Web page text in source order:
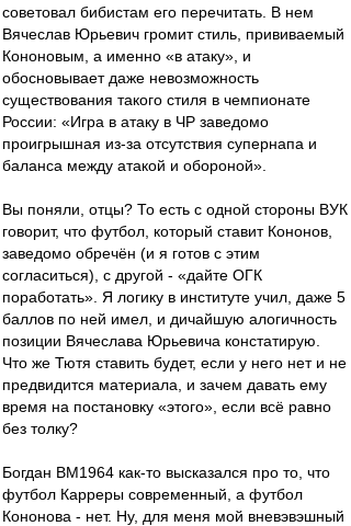
советовал бибистам его перечитать. В нем
Вячеслав Юрьевич громит стиль, прививаемый
Кононовым, а именно «в атаку», и
обосновывает даже невозможность
существования такого стиля в чемпионате
России: «Игра в атаку в ЧР заведомо
проигрышная из-за отсутствия супернапа и
баланса между атакой и обороной».
Вы поняли, отцы? То есть с одной стороны ВУК
говорит, что футбол, который ставит Кононов,
заведомо обречён (и я готов с этим
согласиться), с другой - «дайте ОГК
поработать». Я логику в институте учил, даже 5
баллов по ней имел, и дичайшую алогичность
позиции Вячеслава Юрьевича констатирую.
Что же Тютя ставить будет, если у него нет и не
предвидится материала, и зачем давать ему
время на постановку «этого», если всё равно
без толку?
Богдан ВМ1964 как-то высказался про то, что
футбол Карреры современный, а футбол
Кононова - нет. Ну, для меня мой вневэвэшный